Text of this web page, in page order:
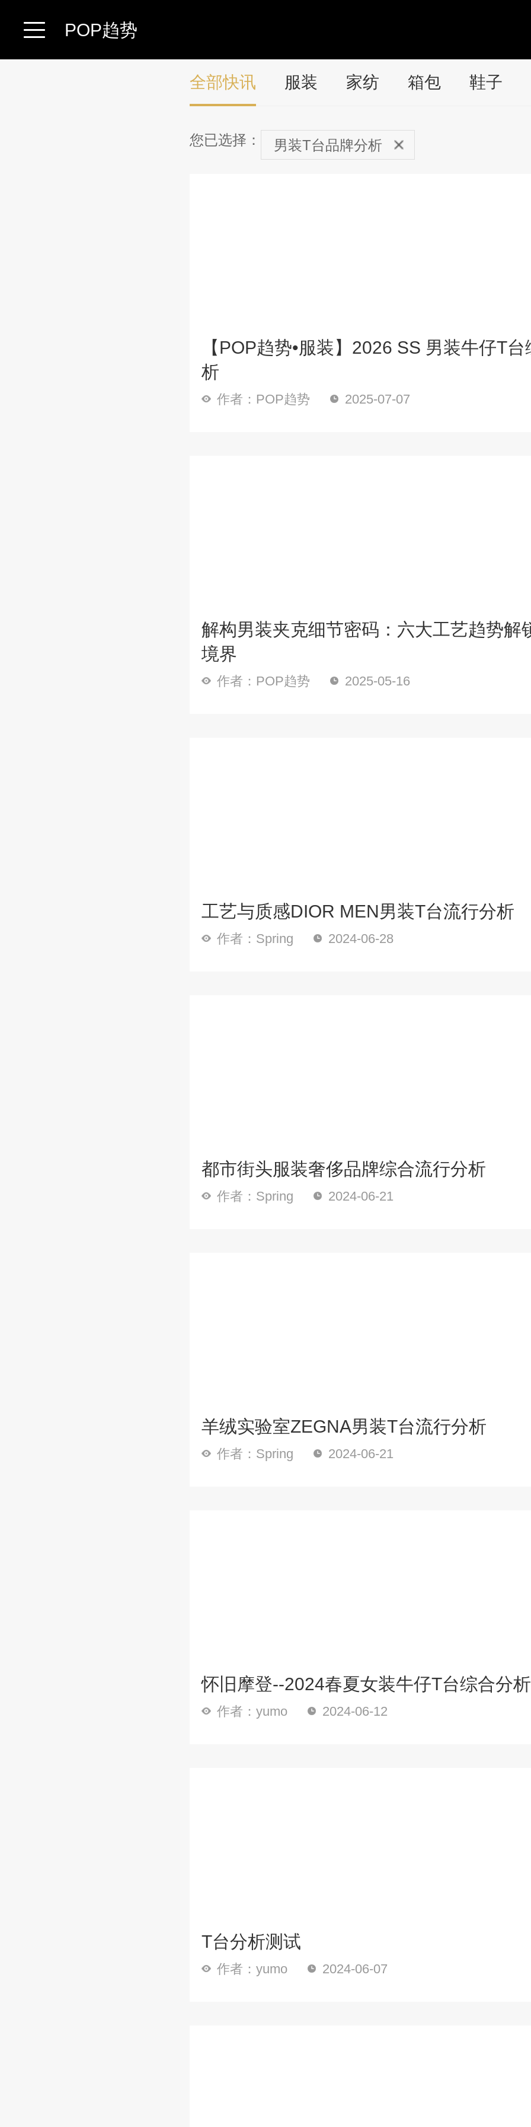
POP趋势
全部快讯 服装 家纺 箱包 鞋子
您已选择： 男装T台品牌分析
【POP趋势•服装】2026 SS 男装牛仔T
析
作者：POP趋势 2025-07-07
解构男装夹克细节密码：六大工艺趋势解
境界
作者：POP趋势 2025-05-16
工艺与质感DIOR MEN男装T台流行分析
作者：Spring 2024-06-28
都市街头服装奢侈品牌综合流行分析
作者：Spring 2024-06-21
羊绒实验室ZEGNA男装T台流行分析
作者：Spring 2024-06-21
怀旧摩登--2024春夏女装牛仔T台综合分析
作者：yumo 2024-06-12
T台分析测试
作者：yumo 2024-06-07